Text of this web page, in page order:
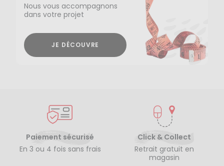
Nous vous accompagnons
dans votre projet
JE DÉCOUVRE
Paiement sécurisé
En 3 ou 4 fois sans frais
Click & Collect
Retrait gratuit en
magasin